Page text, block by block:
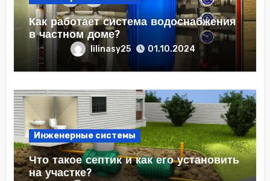
Как работает система водоснабжения
в частном доме?
lilinasy25 01.10.2024
Инженерные системы
Что такое септик и как его установить
на участке?